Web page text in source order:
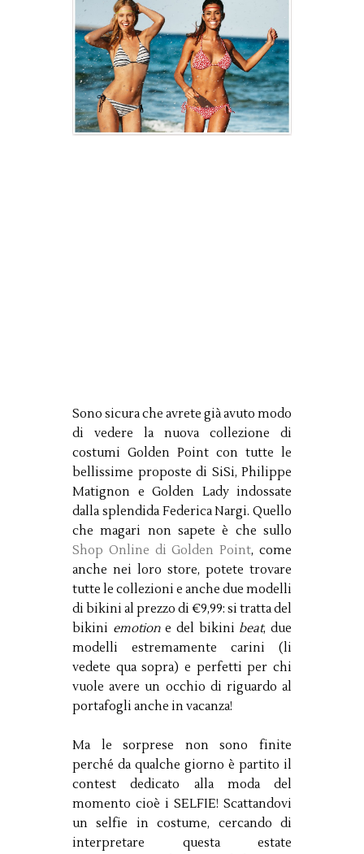
Sono sicura che avrete già avuto modo
di vedere la nuova collezione di
costumi Golden Point con tutte le
bellissime proposte di SiSi, Philippe
Matignon e Golden Lady indossate
dalla splendida Federica Nargi. Quello
che magari non sapete è che sullo
Shop Online di Golden Point, come
anche nei loro store, potete trovare
tutte le collezioni e anche due modelli
di bikini al prezzo di €9,99: si tratta del
bikini emotione del bikini beat, due
modelli estremamente carini (li
vedete qua sopra) e perfetti per chi
vuole avere un occhio di riguardo al
portafogli anche in vacanza!
Ma le sorprese non sono finite
perché da qualche giorno è partito il
contest dedicato alla moda del
momento cioè i SELFIE! Scattandovi
un selfie in costume, cercando di
interpretare questa estate